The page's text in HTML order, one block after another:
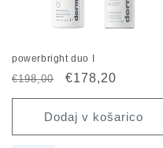
powerbright duo I
Redna
cena
€198,00
Znižana
cena
€178,20
Dodaj v košarico